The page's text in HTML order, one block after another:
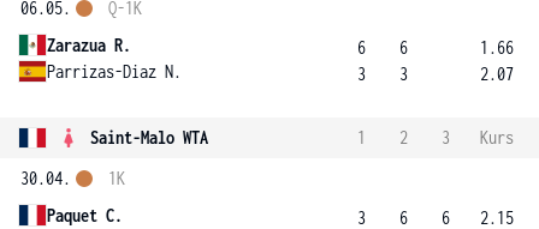
06.05.
Zarazua R.
Parrizas-Diaz N.
Q-1K
6
3
6
3
1.66
2.07
Saint-Malo WTA 1 2 3
Kurs
30.04.
Paquet C.
1K
3
6
6
2.15